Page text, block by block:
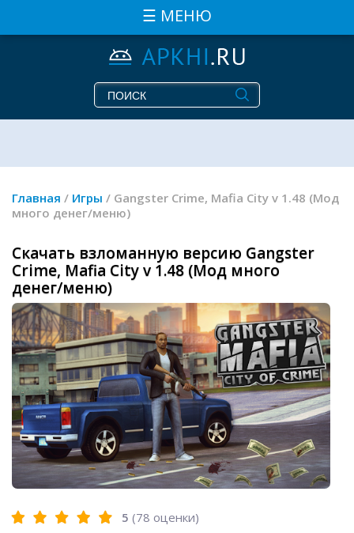
☰ МЕНЮ
Главная / Игры / Gangster Crime, Mafia City v 1.48 (Мод
много денег/меню)
Скачать взломанную версию Gangster
Crime, Mafia City v 1.48 (Мод много
денег/меню)
5 (78 оценки)